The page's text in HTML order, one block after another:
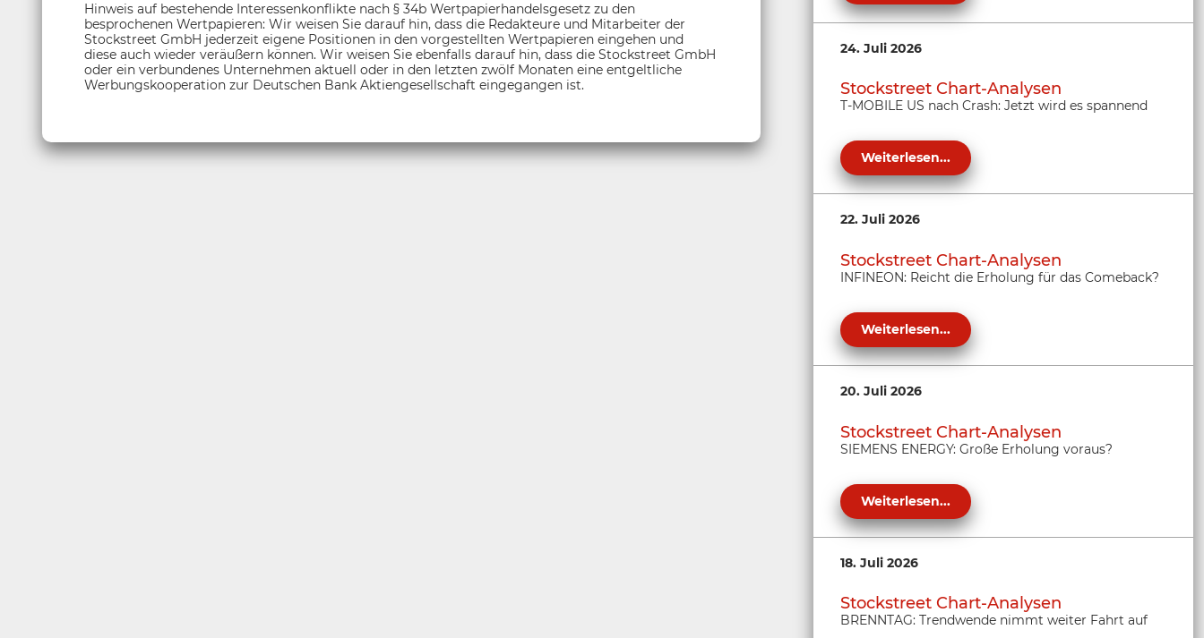
Hinweis auf bestehende Interessenkonflikte nach § 34b Wertpapierhandelsgesetz zu den
besprochenen Wertpapieren: Wir weisen Sie darauf hin, dass die Redakteure und Mitarbeiter der
Stockstreet GmbH jederzeit eigene Positionen in den vorgestellten Wertpapieren eingehen und
diese auch wieder veräußern können. Wir weisen Sie ebenfalls darauf hin, dass die Stockstreet GmbH
oder ein verbundenes Unternehmen aktuell oder in den letzten zwölf Monaten eine entgeltliche
Werbungskooperation zur Deutschen Bank Aktiengesellschaft eingegangen ist.
24. Juli 2026
Stockstreet Chart-Analysen
T-MOBILE US nach Crash: Jetzt wird es spannend
Weiterlesen...
22. Juli 2026
Stockstreet Chart-Analysen
INFINEON: Reicht die Erholung für das Comeback?
Weiterlesen...
20. Juli 2026
Stockstreet Chart-Analysen
SIEMENS ENERGY: Große Erholung voraus?
Weiterlesen...
18. Juli 2026
Stockstreet Chart-Analysen
BRENNTAG: Trendwende nimmt weiter Fahrt auf